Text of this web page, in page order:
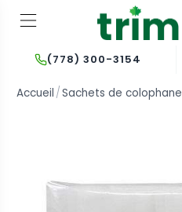
(778) 300-3154
Accueil Sachets de colophane